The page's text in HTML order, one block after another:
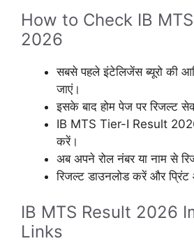
How to Check IB
2026
सबसे पहले इंटेलिजेंस ब्यूरो की
जाएं।
इसके बाद होम पेज पर रिजल्ट
IB MTS Tier-I Result
करें।
अब अपने रोल नंबर या नाम से
रिजल्ट डाउनलोड करें और
IB MTS Result 2026
Links